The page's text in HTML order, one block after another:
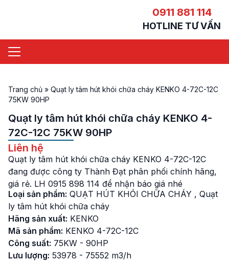
0911 881 114
HOTLINE TƯ VẤN
Trang chủ » Quạt ly tâm hút khói chữa cháy KENKO 4-72C-12C
75KW 90HP
Quạt ly tâm hút khói chữa cháy KENKO 4-
72C-12C 75KW 90HP
Liên hệ
Quạt ly tâm hút khói chữa cháy KENKO 4-72C-12C
đang được công ty Thành Đạt phân phối chính hãng,
giá rẻ. LH 0915 898 114 để nhận báo giá nhé
Loại sản phẩm: QUẠT HÚT KHÓI CHỮA CHÁY , Quạt
ly tâm hút khói chữa cháy
Hãng sản xuất: KENKO
Mã sản phẩm: KENKO 4-72C-12C
Công suất: 75KW - 90HP
Lưu lượng: 53978 - 75552 m3/h